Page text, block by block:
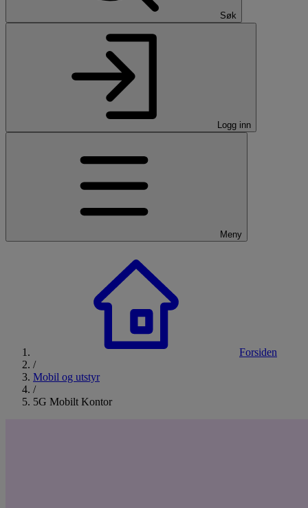
Søk
Logg inn
Meny
Forsiden
/
Mobil og utstyr
/
5G Mobilt Kontor